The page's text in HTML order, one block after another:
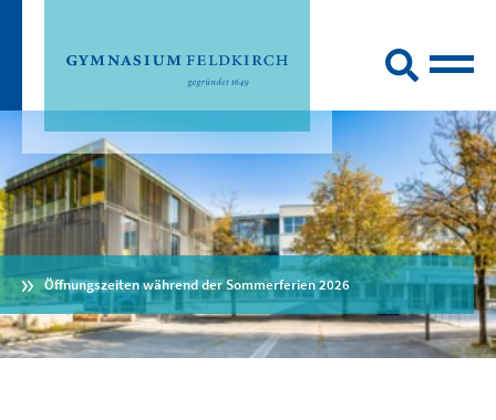
Öffnungszeiten während der Sommerferien 2026